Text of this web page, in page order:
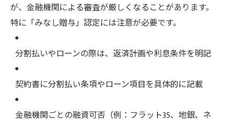
が、金融機関による審査が厳しくなることがあります。
特に「みなし贈与」認定には注意が必要です。
分割払いやローンの際は、返済計画や利息条件を明記
契約書に分割払い条項やローン項目を具体的に記載
金融機関ごとの融資可否（例：フラット35、地銀、ネ